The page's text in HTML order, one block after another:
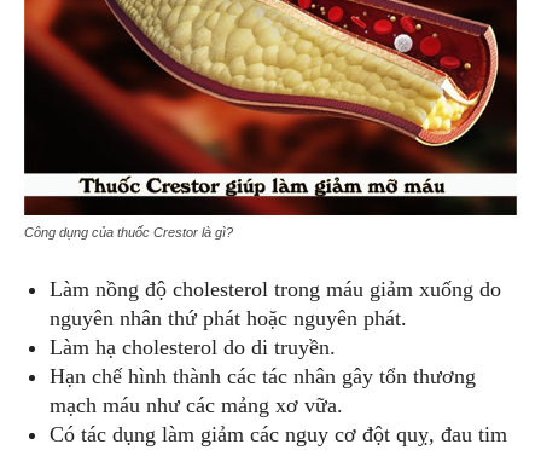
Công dụng của thuốc Crestor là gì?
Làm nồng độ cholesterol trong máu giảm xuống do
nguyên nhân thứ phát hoặc nguyên phát.
Làm hạ cholesterol do di truyền.
Hạn chế hình thành các tác nhân gây tổn thương
mạch máu như các mảng xơ vữa.
Có tác dụng làm giảm các nguy cơ đột quỵ, đau tim